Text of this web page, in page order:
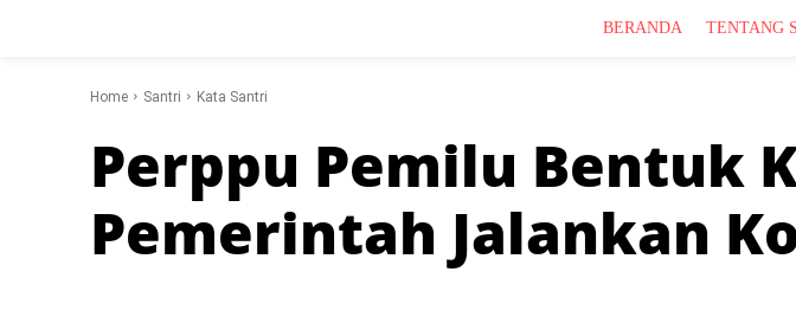
BERANDA TENTANG
Home Santri Kata Santri
Perppu Pemilu Bentuk
Pemerintah Jalankan